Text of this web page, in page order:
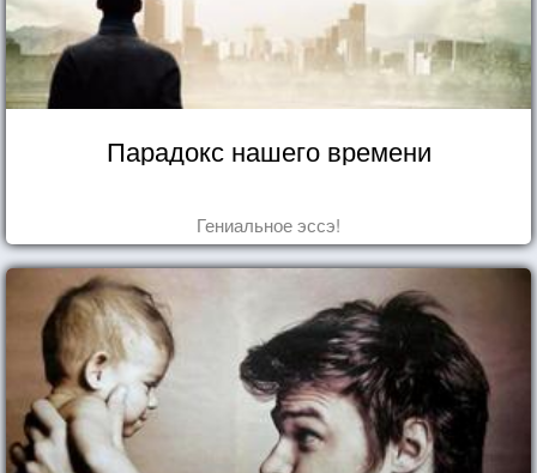
Парадокс нашего времени
Гениальное эссэ!